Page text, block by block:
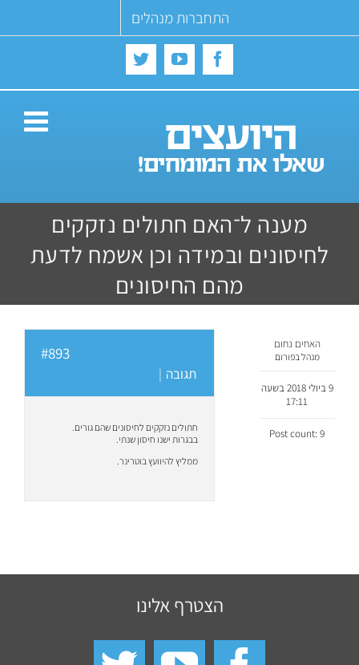
התחברות מנהלים
Facebook
YouTube
Twitter
מענה ל־האם חתולים נזקקים
לחיסונים ובמידה וכן אשמח לדעת
מהם החיסונים
האחים נחום
מנהל בפורום
9 ביולי 2018 בשעה
17:11
Post count: 9
#893
תגובה |
חתולים נזקקים לחיסונים שהם גורים.
בבגרות ישנו חיסון שנתי.
ממליץ להיוועץ בוטרינר.
הצטרף אלינו